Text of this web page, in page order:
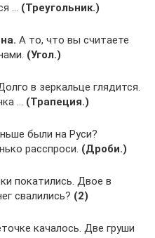
… (Треугольник.)
А то, что вы считаете
(Угол.)
в зеркальце глядится.
… (Трапеция.)
были на Руси?
расспроси. (Дроби.)
покатились. Двое в
свалились? (2)
качалось. Две груши